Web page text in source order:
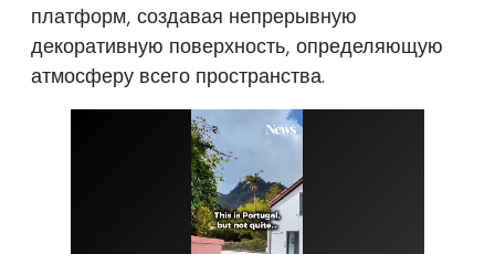
платформ, создавая непрерывную
декоративную поверхность, определяющую
атмосферу всего пространства.